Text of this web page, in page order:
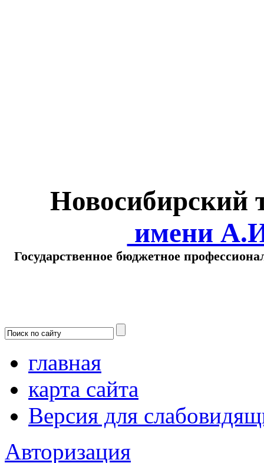
Новосибирский
имени
Государственное бюджетное
главная
карта сайта
Версия для
Авторизация